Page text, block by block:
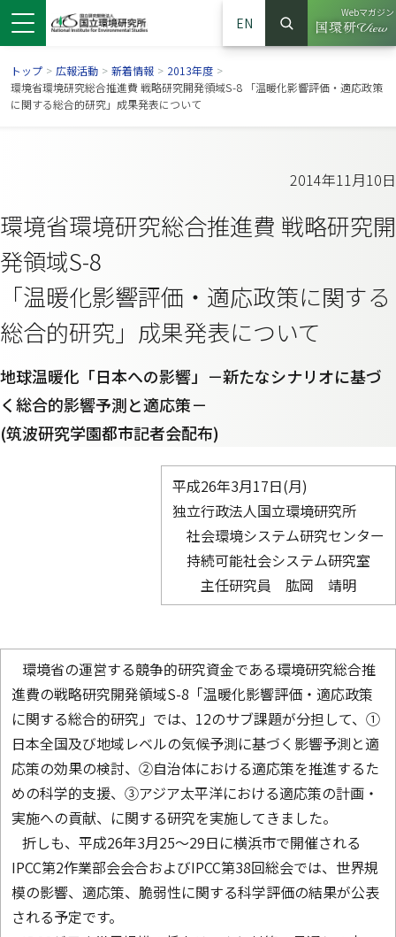
ドウで開きます）
ンドウで開きます）
ウインドウで開きます）
EN
サイト内検索
検索
Webマガジン
（別ウイ
トップ > 広報活動 > 新着情報 > 2013年度 >
環境省環境研究総合推進費 戦略研究開発領域S-8 「温暖化影響評価・適応政策
に関する総合的研究」成果発表について
2014年11月10日
環境省環境研究総合推進費 戦略研究開
発領域S-8
「温暖化影響評価・適応政策に関する
総合的研究」成果発表について
地球温暖化「日本への影響」－新たなシナリオに基づ
く総合的影響予測と適応策－
(筑波研究学園都市記者会配布)
平成26年3月17日(月)
独立行政法人国立環境研究所
社会環境システム研究センター
持続可能社会システム研究室
主任研究員 肱岡 靖明
環境省の運営する競争的研究資金である環境研究総合推
進費の戦略研究開発領域S-8「温暖化影響評価・適応政策
に関する総合的研究」では、12のサブ課題が分担して、①
日本全国及び地域レベルの気候予測に基づく影響予測と適
応策の効果の検討、②自治体における適応策を推進するた
めの科学的支援、③アジア太平洋における適応策の計画・
実施への貢献、に関する研究を実施してきました。
折しも、平成26年3月25～29日に横浜市で開催される
IPCC第2作業部会会合およびIPCC第38回総会では、世界規
模の影響、適応策、脆弱性に関する科学評価の結果が公表
される予定です。